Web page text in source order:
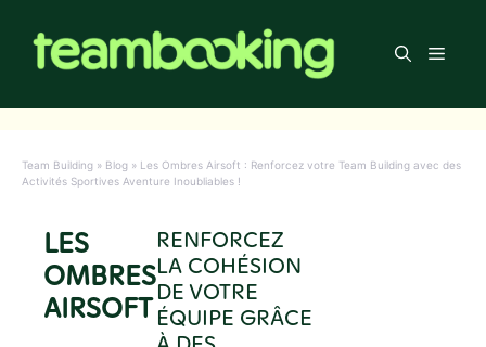
contenu
Menu
Team Building » Blog » Les Ombres Airsoft : Renforcez votre Team Building avec des
Activités Sportives Aventure Inoubliables !
LES
OMBRES
AIRSOFT
RENFORCEZ
LA COHÉSION
DE VOTRE
ÉQUIPE GRÂCE